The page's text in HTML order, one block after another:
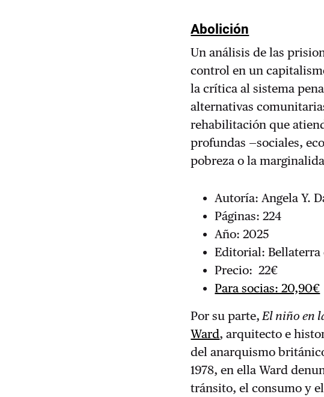
Abolición
Un análisis de las
control en un
la crítica al sistema
alternativas
rehabilitación que
profundas —sociales,
pobreza o la
Autoría: Angela Y.
Páginas: 224
Año: 2025
Editorial: Bellaterra
Precio: 22€
Para socias: 20,90€
Por su parte,El niño en
Ward, arquitecto e
del anarquismo
1978, en ella Ward
tránsito, el consumo y